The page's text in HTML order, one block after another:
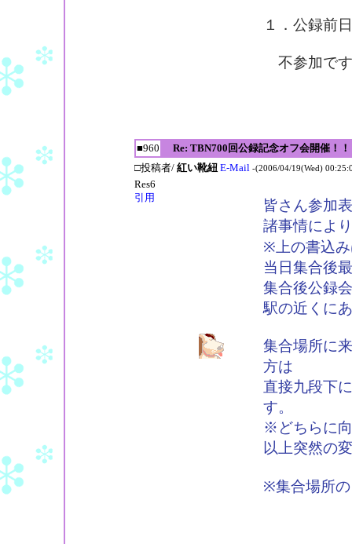
１．公録前
不参加で
■960 Re: TBN700回公録記念オフ会開催！！
□投稿者/ 紅い靴紐 E-Mail -(2006/04/19(Wed)
Res6
引用
皆さん参加
諸事情によ
※上の書込
当日集合後
集合後公録
駅の近くに
集合場所に
方は
直接九段下
す。
※どちらに
以上突然の
※集合場所